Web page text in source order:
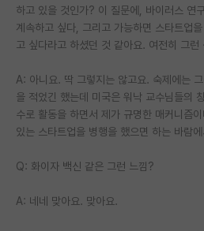
하고 있을 것인가? 이 질문에, 바이러스 연
계속하고 싶다, 그리고 가능하면 스타트업
고 싶다라고 하셨던 것 같아요. 여전히 그런
A: 아니요. 딱 그렇지는 않고요. 숙제에는
을 적었긴 했는데 미국은 워낙 교수님들의
수로 활동을 하면서 제가 규명한 매커니즘
있는 스타트업을 병행을 했으면 하는 바람
Q: 화이자 백신 같은 그런 느낌?
A: 네네 맞아요. 맞아요.